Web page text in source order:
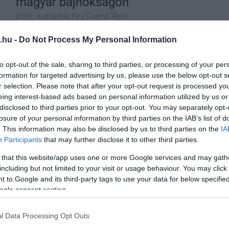
- Do Not Process My Personal Information
opt-out of the sale, sharing to third parties, or processing of your
for targeted advertising by us, please use the below opt-out
selection. Please note that after your opt-out request is processed
interest-based ads based on personal information utilized by us
to third parties prior to your opt-out. You may separately
of your personal information by third parties on the IAB’s list of
This information may also be disclosed by us to third parties on the
Participants that may further disclose it to other third parties.
that this website/app uses one or more Google services and may
but not limited to your visit or usage behaviour. You may
to Google and its third-party tags to use your data for below
consent section.
Data Processing Opt Outs
2025. augusztus 04 | Csarnó Ákos
Nem sikerült megvédenie bajnoki címét Szeles
számolt be az eseményről az Agriasport. Az Egri
Városi Sportiskola kiváló gátfutója a budapesti
Nemzeti Atlétikai Központban megrendezett
országos viadalon ezüstérmet szerzett a 110
méteres gátfutás döntőjében. Szeles az
előfutamban erős időv...
TOVÁBB...
átúszást a hétvégi